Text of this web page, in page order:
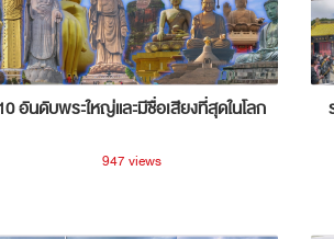
อันดับพระใหญ่และมีชื่อเสียงที่สุดในโลก
947 views